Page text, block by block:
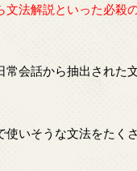
文法解説といった必殺
常会話から抽出された
使いそうな文法をたく